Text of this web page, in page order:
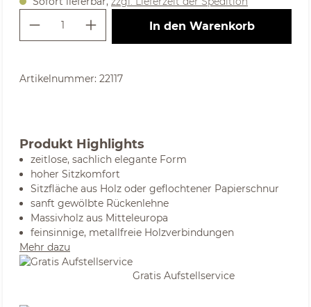
Produkt Anzahl: Gib den
In den Warenkorb
Artikelnummer: 22117
Produkt Highlights
zeitlose, sachlich elegante Form
hoher Sitzkomfort
Sitzfläche aus Holz oder geflochtener Papierschnur
sanft gewölbte Rückenlehne
Massivholz aus Mitteleuropa
feinsinnige, metallfreie Holzverbindungen
Mehr dazu
Gratis Aufstellservice